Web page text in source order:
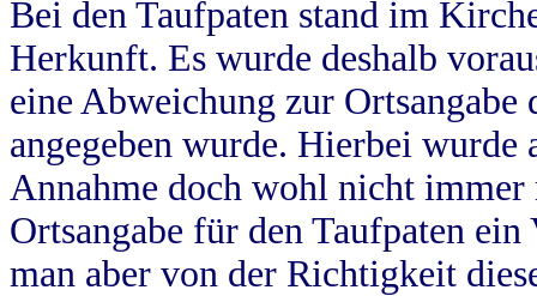
Bei den Taufpaten stand im
Herkunft. Es wurde deshalb
eine Abweichung zur
angegeben wurde. Hierbei wurde
Annahme doch wohl nicht
Ortsangabe für den Taufpaten
man aber von der Richtigkeit